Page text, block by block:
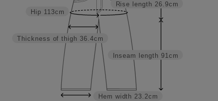
Inseam length 91cm
Rise length 26.9cm
Hem width 23.2cm
Thickness of thigh 36.4cm
Hip 113cm